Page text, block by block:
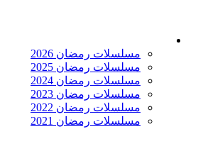
مسلسلات رمضان 2026
مسلسلات رمضان 2025
مسلسلات رمضان 2024
مسلسلات رمضان 2023
مسلسلات رمضان 2022
مسلسلات رمضان 2021